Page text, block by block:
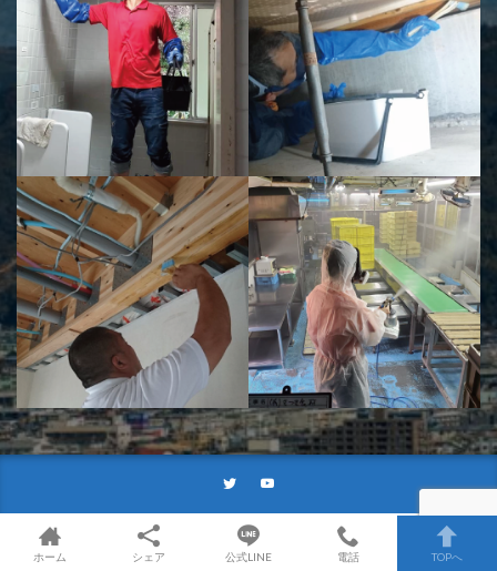
ホーム シェア 公式LINE 電話 TOPへ